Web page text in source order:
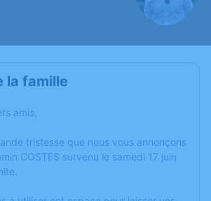
la famille
amis,
tristesse que nous vous annonçons
COSTES survenu le samedi 17 juin